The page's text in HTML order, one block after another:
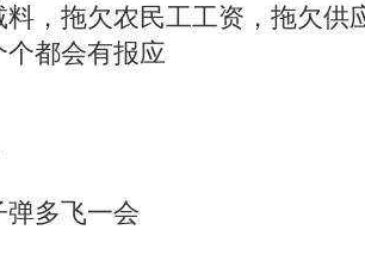
，拖欠农民工工资，拖欠供
都会有报应
多飞一会